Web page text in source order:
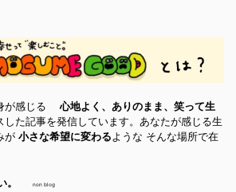
身が感じる心地よく、ありのまま、笑って生
した記事を発信しています。あなたが感じる生
が 小さな希望に変わる ような そんな場所で在
。 non blog